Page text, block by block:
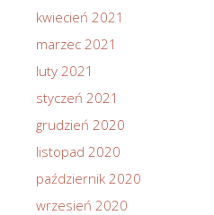
kwiecień 2021
marzec 2021
luty 2021
styczeń 2021
grudzień 2020
listopad 2020
październik 2020
wrzesień 2020